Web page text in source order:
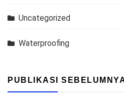
Uncategorized
Waterproofing
PUBLIKASI